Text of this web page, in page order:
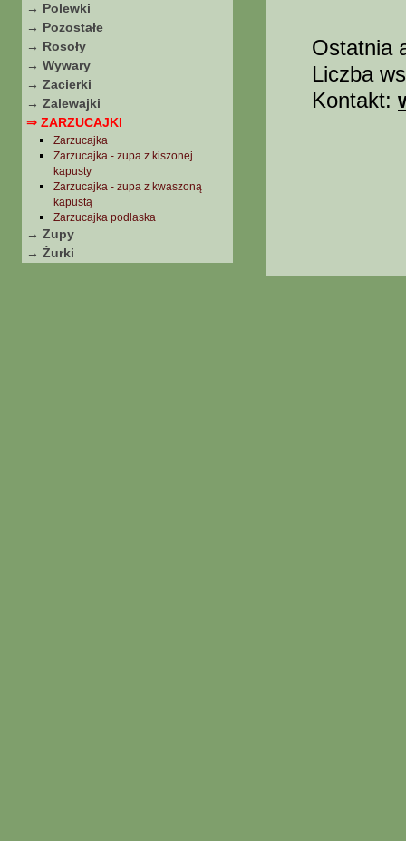
→ Polewki
→ Pozostałe
→ Rosoły
→ Wywary
→ Zacierki
→ Zalewajki
⇒ ZARZUCAJKI
Zarzucajka
Zarzucajka - zupa z kiszonej
kapusty
Zarzucajka - zupa z kwaszoną
kapustą
Zarzucajka podlaska
→ Zupy
→ Żurki
Ostatnia
Liczba
Kontakt: